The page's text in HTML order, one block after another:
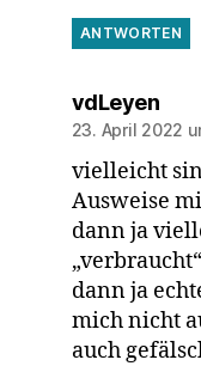
ANTWORTEN
vdLeyensagt:
23. April 2022
vielleicht
Ausweise
dann ja
dann ja
mich nicht
auch